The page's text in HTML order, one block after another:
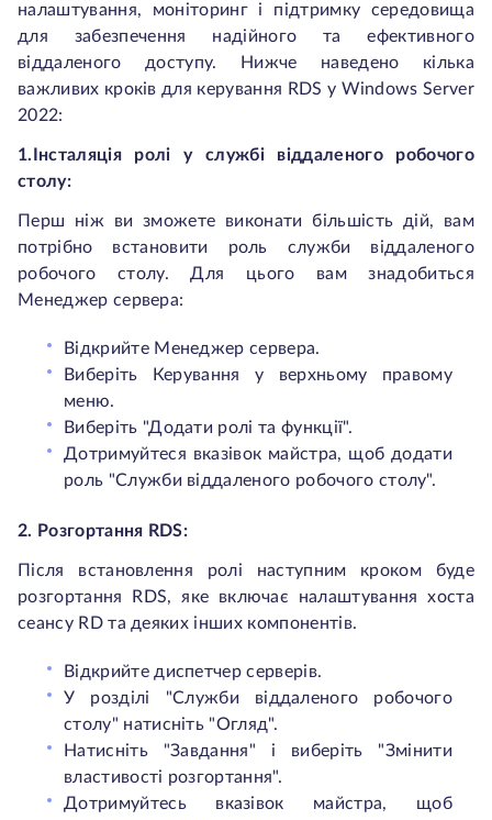
налаштування, моніторинг і підтримку середовища
для забезпечення надійного та ефективного
віддаленого доступу. Нижче наведено кілька
важливих кроків для керування RDS у Windows Server
2022:
1.Інсталяція ролі у службі віддаленого робочого
столу:
Перш ніж ви зможете виконати більшість дій, вам
потрібно встановити роль служби віддаленого
робочого столу. Для цього вам знадобиться
Менеджер сервера:
Відкрийте Менеджер сервера.
Виберіть Керування у верхньому правому
меню.
Виберіть "Додати ролі та функції".
Дотримуйтеся вказівок майстра, щоб додати
роль "Служби віддаленого робочого столу".
2. Розгортання RDS:
Після встановлення ролі наступним кроком буде
розгортання RDS, яке включає налаштування хоста
сеансу RD та деяких інших компонентів.
Відкрийте диспетчер серверів.
У розділі "Служби віддаленого робочого
столу" натисніть "Огляд".
Натисніть "Завдання" і виберіть "Змінити
властивості розгортання".
Дотримуйтесь вказівок майстра, щоб